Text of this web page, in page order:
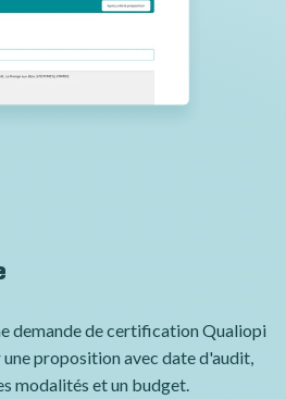
demande de certification Qualiopi
proposition avec date d'audit,
modalités et un budget.